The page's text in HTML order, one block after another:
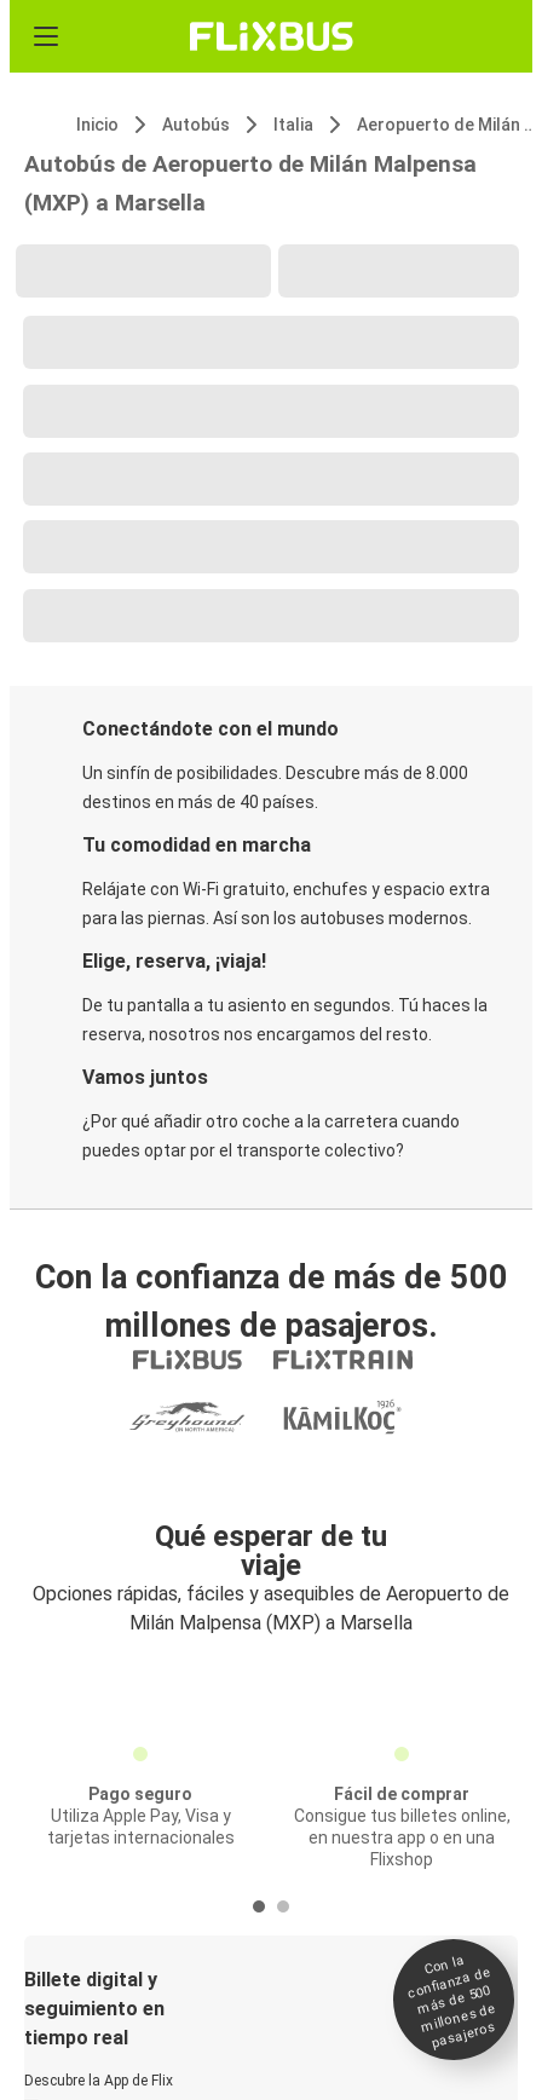
Inicio Autobús Italia Aeropuerto de Milán Malpensa (MXP)
Autobús de Aeropuerto de Milán Malpensa
(MXP) a Marsella
Conectándote con el mundo
Un sinfín de posibilidades. Descubre más de 8.000
destinos en más de 40 países.
Tu comodidad en marcha
Relájate con Wi-Fi gratuito, enchufes y espacio extra
para las piernas. Así son los autobuses modernos.
Elige, reserva, ¡viaja!
De tu pantalla a tu asiento en segundos. Tú haces la
reserva, nosotros nos encargamos del resto.
Vamos juntos
¿Por qué añadir otro coche a la carretera cuando
puedes optar por el transporte colectivo?
Con la confianza de más de 500
millones de pasajeros.
Qué esperar de tu
viaje
Opciones rápidas, fáciles y asequibles de Aeropuerto de
Milán Malpensa (MXP) a Marsella
Pago seguro
Utiliza Apple Pay, Visa y
tarjetas internacionales
Fácil de comprar
Consigue tus billetes online,
en nuestra app o en una
Flixshop
Billete digital y
seguimiento en
tiempo real
Descubre la App de Flix
Con la
confianza de
más de 500
millones de
pasajeros